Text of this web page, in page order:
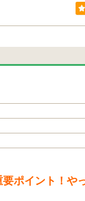
ポイント！や